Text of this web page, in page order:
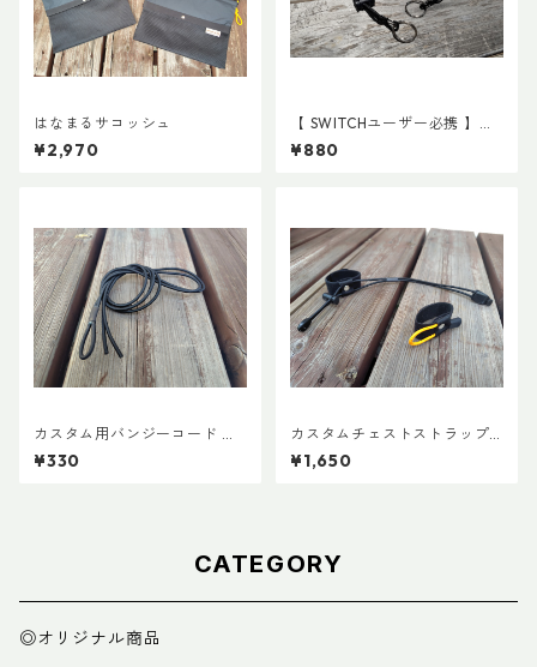
はなまるサコッシュ
¥2,970
【 SWITCHユーザー必携 】ス
イッチ用アタッチメント(ペア)
¥880
カスタム用バンジーコード 交
換ショックコード
¥330
カスタムチェストストラップ V
er.2
¥1,650
CATEGORY
◎オリジナル商品